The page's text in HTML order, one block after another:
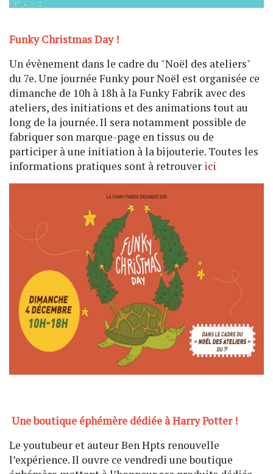
Funky Christmas Day !
Un évènement dans le cadre du "Noël des ateliers"
du 7e. Une journée Funky pour Noël est organisée ce
dimanche de 10h à 18h à la Funky Fabrik avec des
ateliers, des initiations et des animations tout au
long de la journée. Il sera notamment possible de
fabriquer son marque-page en tissus ou de
participer à une initiation à la bijouterie. Toutes les
informations pratiques sont à retrouver ici
Une boutique éphémère dédiée à Harry Potter !
Le youtubeur et auteur Ben Hpts renouvelle
l’expérience. Il ouvre ce vendredi une boutique